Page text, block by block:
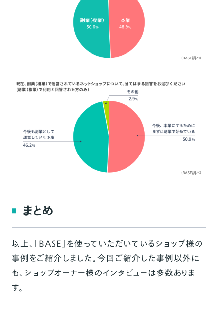
まとめ
以上、「BASE」を使っていただいているショップ様の
事例をご紹介しました。今回ご紹介した事例以外に
も、ショップオーナー様のインタビューは多数ありま
す。